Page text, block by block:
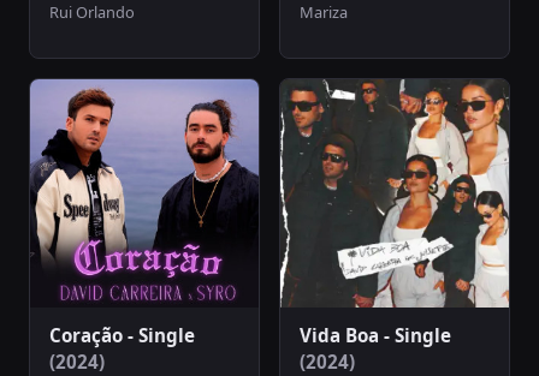
Rui Orlando Mariza
Coração - Single
(2024)
Vida Boa - Single
(2024)